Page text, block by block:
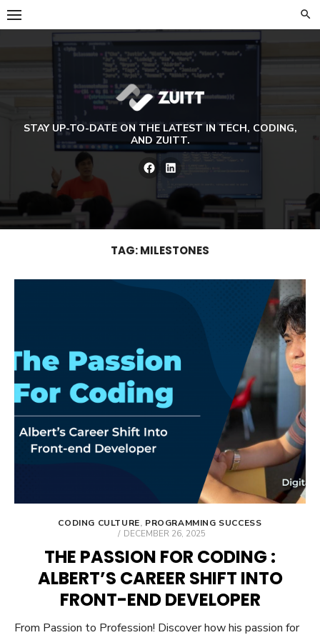
Skip
to
STAY UP-TO-DATE ON THE LATEST IN TECH, CODING,
AND ZUITT.
Facebook
TAG:MILESTONES
CODING CULTURE, PROGRAMMING SUCCESS
POSTED
DECEMBER 26, 2025
THE PASSION FOR CODING :
ALBERT’S CAREER SHIFT INTO
FRONT-END DEVELOPER
From Passion to Profession! Discover how his passion for